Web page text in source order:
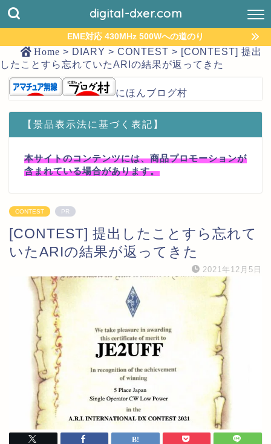
digital-dxer.com
EME対応 430MHz 500Wへの道のり
Home > DIARY > CONTEST > [CONTEST] 提出
したことすら忘れていたARIの結果が返ってきた
にほんブログ村
【景品表示法に基づく表記】
本サイトのコンテンツには、商品プロモーションが
含まれている場合があります。
CONTEST PR
[CONTEST] 提出したことすら忘れて
いたARIの結果が返ってきた
2021年12月5日